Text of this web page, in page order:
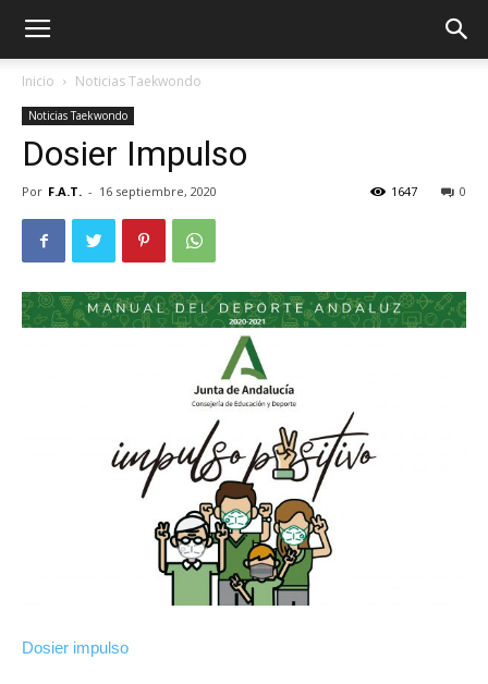
Inicio Noticias Taekwondo
Noticias Taekwondo
Dosier Impulso
Por F.A.T. - 16 septiembre, 2020 0
1647
Dosier impulso